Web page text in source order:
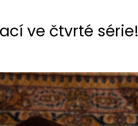
ve čtvrté série!